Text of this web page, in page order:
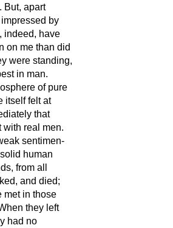
But, apart
by
indeed, have
on me than did
were standing,
in man.
of pure
itself felt at
that
with real men.
sentimen-
human
from all
and died;
met in those
they left
had no